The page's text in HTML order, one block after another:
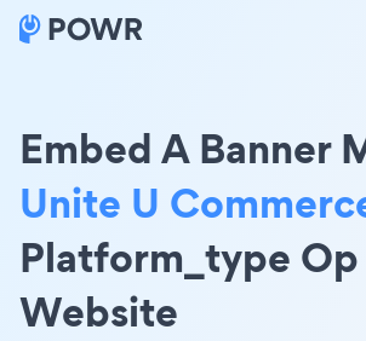
Embed A Banner
Unite U
Platform_type
Website